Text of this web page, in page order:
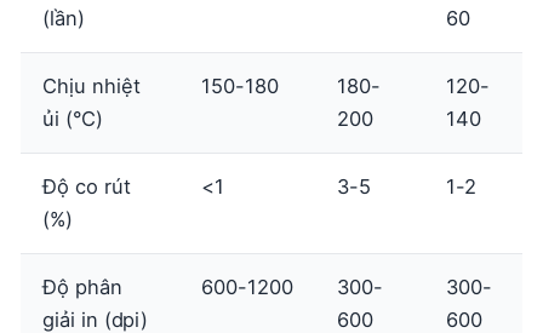
(lần)
60
Chịu nhiệt
ủi (°C)
150-180
180-
200
120-
140
Độ co rút
(%)
<1 3-5 1-2
Độ phân
giải in (dpi)
600-1200
300-
600
300-
600